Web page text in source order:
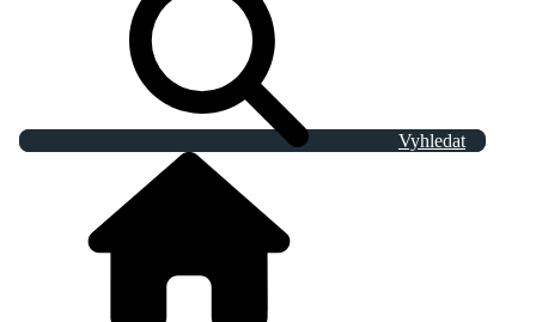
Vyhledat